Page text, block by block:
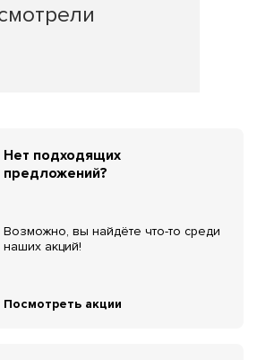
Нет подходящих
предложений?
Возможно, вы найдёте что-то среди
наших акций!
Посмотреть акции